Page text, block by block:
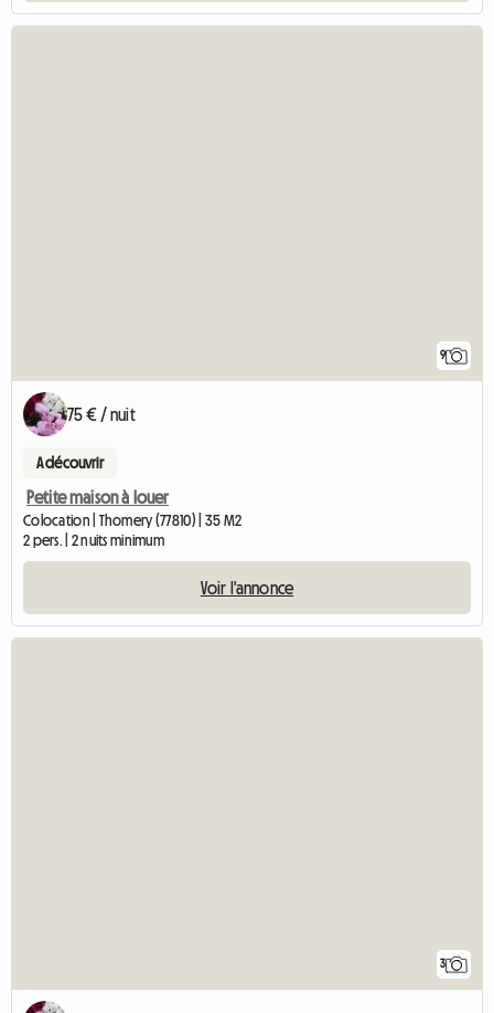
9
75 € / nuit
A découvrir
Petite maison à louer
Colocation | Thomery (77810) | 35 M2
2 pers. | 2 nuits minimum
Voir l'annonce
3